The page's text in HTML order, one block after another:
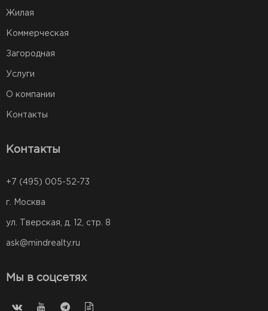
Жилая
Коммерческая
Загородная
Услуги
О компании
Контакты
Контакты
+7 (495) 005-52-73
г. Москва
ул. Тверская, д. 12, стр. 8
ask@mindrealty.ru
Мы в соцсетях